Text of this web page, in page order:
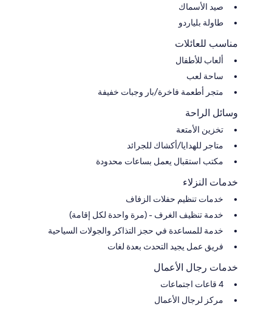
صيد الأسماك
طاولة بلياردو
مناسب للعائلات
ألعاب للأطفال
ساحة لعب
متجر أطعمة فاخرة/بار وجبات خفيفة
وسائل الراحة
تخزين الأمتعة
متاجر للهدايا/أكشاك للجرائد
مكتب استقبال يعمل بساعات محدودة
خدمات النزلاء
خدمات تنظيم حفلات الزفاف
خدمة تنظيف الغرف - (مرة واحدة لكل إقامة)
خدمة للمساعدة في حجز التذاكر والجولات السياحية
فريق عمل يجيد التحدث بعدة لغات
خدمات رجال الأعمال
4 قاعات اجتماعات
مركز لرجال الأعمال